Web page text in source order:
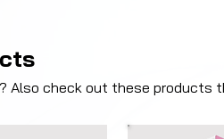
Also check out these products